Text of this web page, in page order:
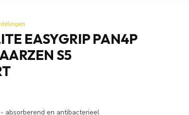
EASYGRIP PAN4P
S5
absorberend en antibacterieel